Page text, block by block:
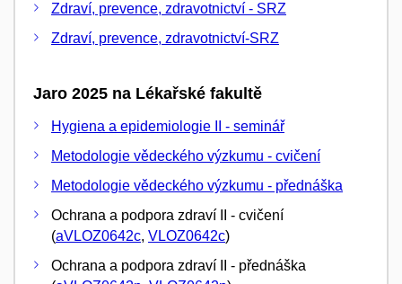
Zdraví, prevence, zdravotnictví - SRZ
Zdraví, prevence, zdravotnictví-SRZ
Jaro 2025 na Lékařské fakultě
Hygiena a epidemiologie II - seminář
Metodologie vědeckého výzkumu - cvičení
Metodologie vědeckého výzkumu - přednáška
Ochrana a podpora zdraví II - cvičení
(aVLOZ0642c, VLOZ0642c)
Ochrana a podpora zdraví II - přednáška